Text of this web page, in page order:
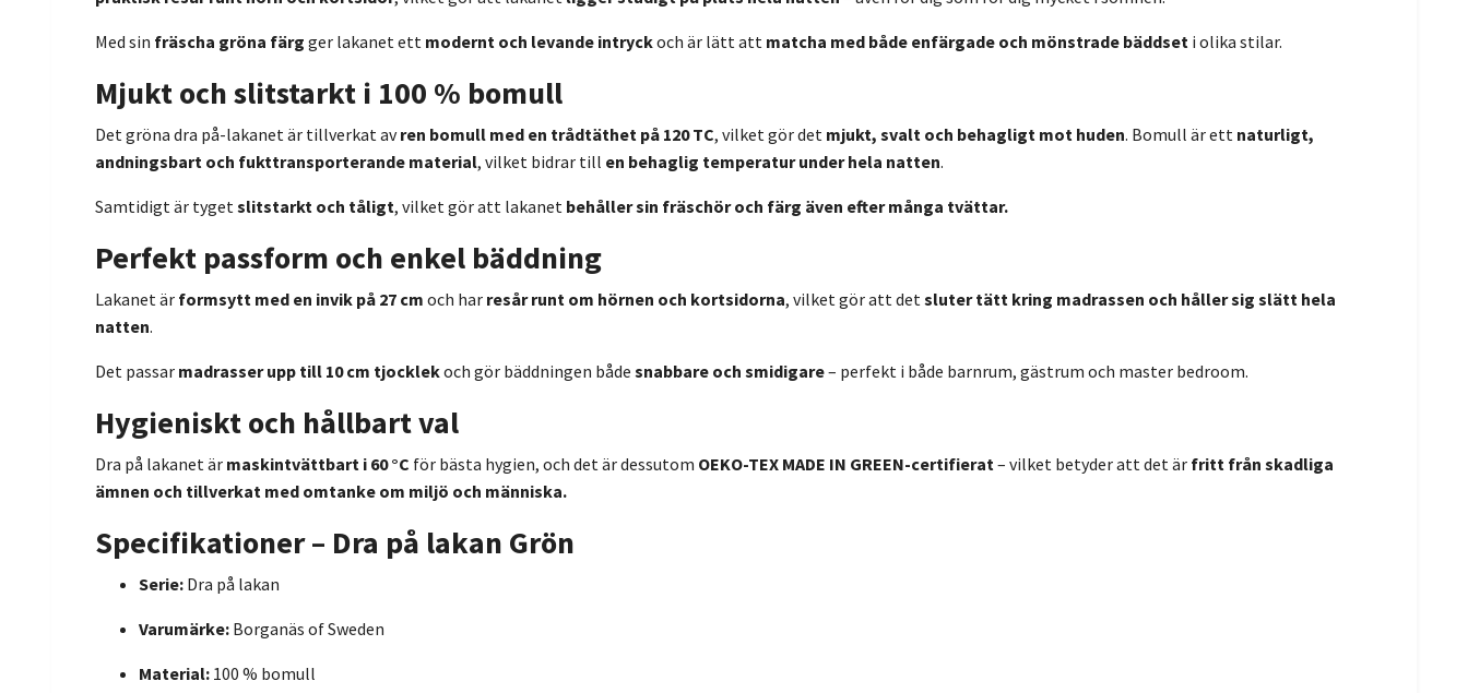
Med sin fräscha gröna färg ger lakanet ett modernt och levande intryckoch är lätt att matcha med både enfärgade och mönstrade bäddset i olika stilar.
Mjukt och slitstarkt i 100 % bomull
Det gröna dra på-lakanet är tillverkat avren bomull med en trådtäthet på 120 TC, vilket gör det mjukt, svalt och behagligt mot huden. Bomull är ett naturligt,
andningsbart och fukttransporterande material, vilket bidrar till en behaglig temperatur under hela natten.
Samtidigt är tyget slitstarkt och tåligt, vilket gör att lakanet behåller sin fräschör och färg även efter många tvättar.
Perfekt passform och enkel bäddning
Lakanet är formsytt med en invik på 27 cm och har resår runt om hörnen och kortsidorna, vilket gör att det sluter tätt kring madrassen och håller sig slätt hela
natten.
Det passar madrasser upp till 10 cm tjocklekoch gör bäddningen både snabbare och smidigare– perfekt i både barnrum, gästrum och master bedroom.
Hygieniskt och hållbart val
Dra på lakanet är maskintvättbart i 60 °C för bästa hygien, och det är dessutom OEKO-TEX MADE IN GREEN-certifierat – vilket betyder att det är fritt från skadliga
ämnen och tillverkat med omtanke om miljö och människa.
Specifikationer – Dra på lakan Grön
Serie: Dra på lakan
Varumärke: Borganäs of Sweden
Material: 100 % bomull